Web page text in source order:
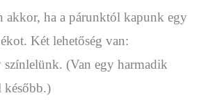
akkor, ha a párunktól kapunk egy
Két lehetőség van:
(Van egy harmadik
később.)